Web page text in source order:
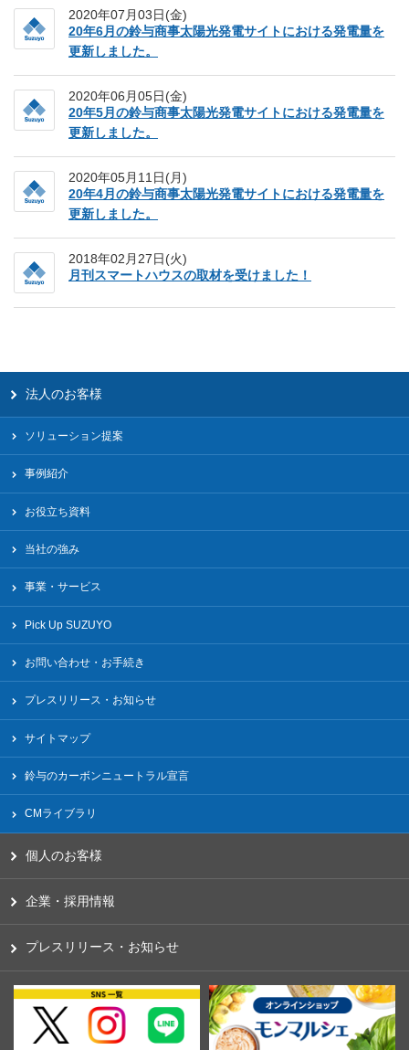
2020年07月03日(金)
20年6月の鈴与商事太陽光発電サイトにおける発電量を
更新しました。
2020年06月05日(金)
20年5月の鈴与商事太陽光発電サイトにおける発電量を
更新しました。
2020年05月11日(月)
20年4月の鈴与商事太陽光発電サイトにおける発電量を
更新しました。
2018年02月27日(火)
月刊スマートハウスの取材を受けました！
法人のお客様
ソリューション提案
事例紹介
お役立ち資料
当社の強み
事業・サービス
Pick Up SUZUYO
お問い合わせ・お手続き
プレスリリース・お知らせ
サイトマップ
鈴与のカーボンニュートラル宣言
CMライブラリ
個人のお客様
企業・採用情報
プレスリリース・お知らせ